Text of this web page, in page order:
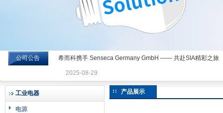
希而科工业控制设备有限公司
公司公告 希而科携手 Senseca Germany GmbH —— 共赴SIA精彩之旅
2025-08-29
工业电器
电源
产品展示